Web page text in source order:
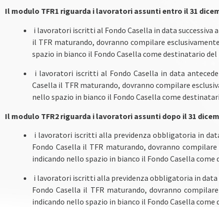
Il modulo TFR1 riguarda i lavoratori assunti entro il 31
i lavoratori iscritti al Fondo Casella in data successiva
il TFR maturando, dovranno compilare
spazio in bianco il Fondo Casella come destinatario
i lavoratori iscritti al Fondo Casella in data
Casella il TFR maturando, dovranno compilare
nello spazio in bianco il Fondo Casella come
Il modulo TFR2 riguarda i lavoratori assunti dopo il 31
i lavoratori iscritti alla previdenza obbligatoria in
Fondo Casella il TFR maturando, dovranno
indicando nello spazio in bianco il Fondo Casella
i lavoratori iscritti alla previdenza obbligatoria in data
Fondo Casella il TFR maturando, dovranno
indicando nello spazio in bianco il Fondo Casella